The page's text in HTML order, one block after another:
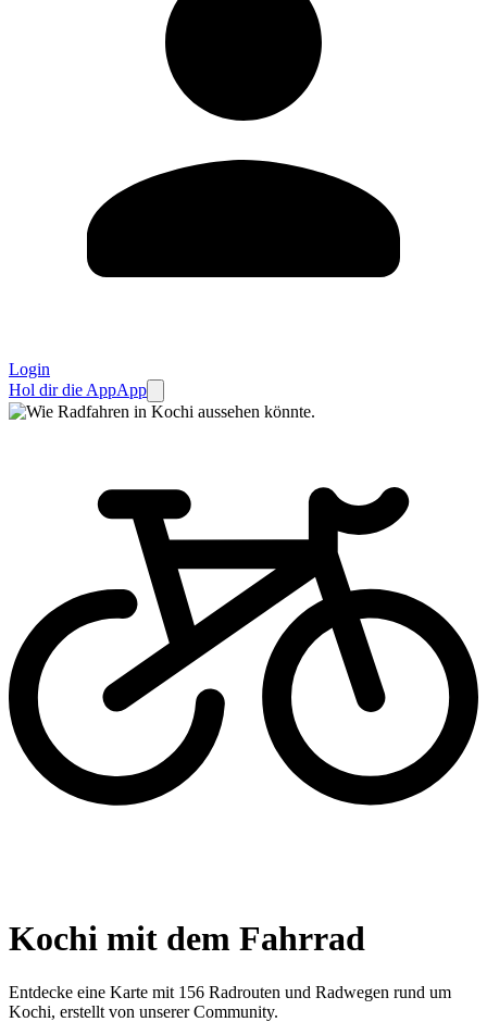
Login
Hol dir die AppApp
Kochi mit dem Fahrrad
Entdecke eine Karte mit 156 Radrouten und Radwegen rund um
Kochi, erstellt von unserer Community.